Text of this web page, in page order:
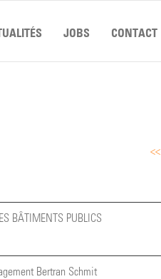
JOBS CONTACT
BÂTIMENTS PUBLICS
Bertran Schmit